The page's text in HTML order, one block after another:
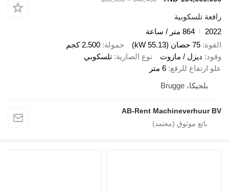
رافعة تلسكوبية
2022
864 متر / ساعة
القوة 75 حصان (55.13 kW) حمولة 2.500 كجم
وقود ديزل / مازوت نوع الصارية تلسكوبي
علو ارتفاع للرفع 6 متر
بلجيكا، Brugge
AB-Rent Machineverhuur BV